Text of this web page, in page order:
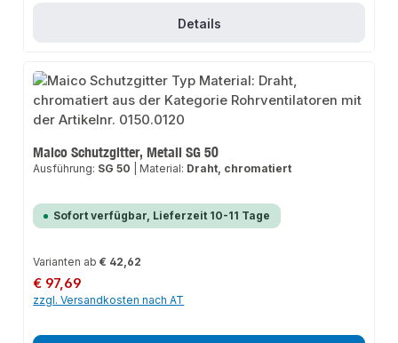
Details
Maico Schutzgitter, Metall SG 50
Ausführung: SG 50 Material: Draht, chromatiert
Sofort verfügbar, Lieferzeit 10-11 Tage
Varianten ab € 42,62
Regulärer Preis:
€ 97,69
zzgl. Versandkosten nach AT